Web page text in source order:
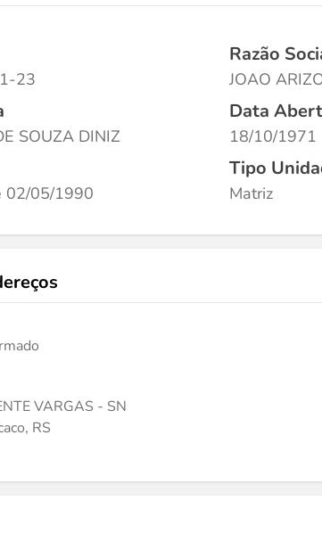
23
Razão
JOAO
SOUZA DINIZ
Data
18/10/1971
02/05/1990
Tipo
Matriz
VARGAS - SN
RS